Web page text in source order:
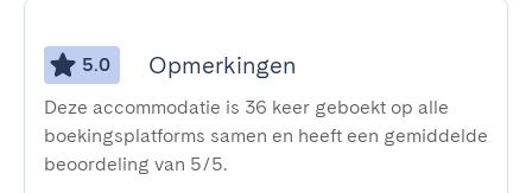
5.0 Opmerkingen
Deze accommodatie is 36 keer geboekt op alle
boekingsplatforms samen en heeft een gemiddelde
beoordeling van 5/5.